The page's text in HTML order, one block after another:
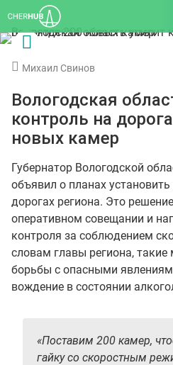
Михаил Свинов
Вологодская
контроль на
новых камер
Губернатор Вологодской
объявил о планах
дорогах региона. Это
оперативном совещании и
контроля за соблюдением
словам главы региона,
борьбы с опасными
вождение в состоянии
«Поставим 200 камер,
гайку со скоростным